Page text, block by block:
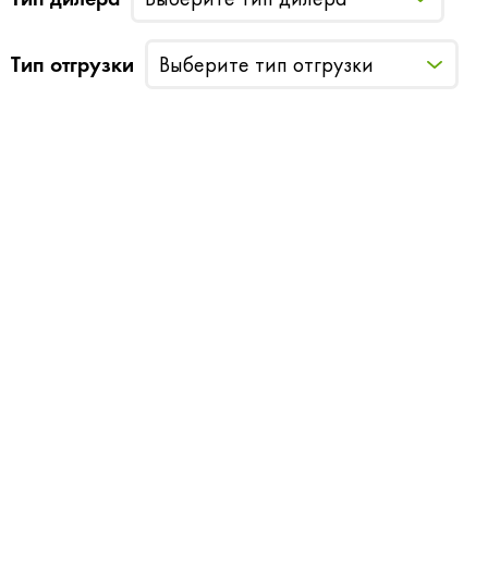
Тип отгрузки Выберите тип отгрузки